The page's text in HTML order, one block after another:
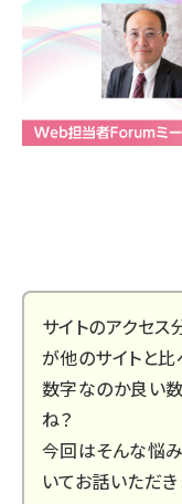
サイトのアクセ
が他のサイトと
数字なのか良い
ね？
今回はそんな悩
いてお話いただき